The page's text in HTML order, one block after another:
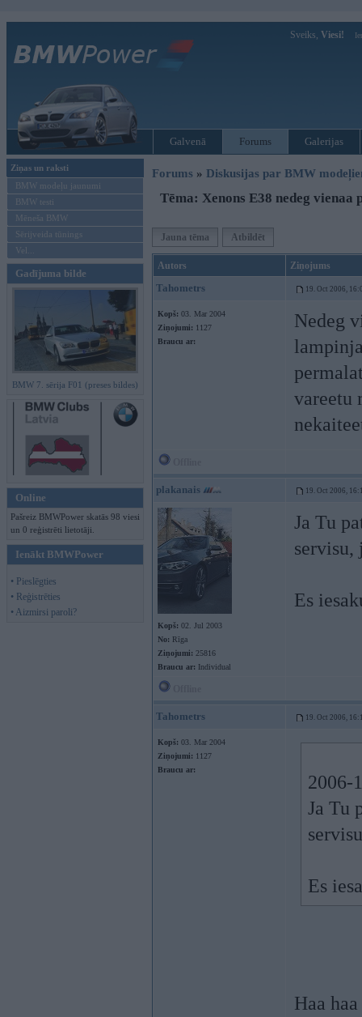
Sveiks, Viesi!
Galvenā Forums Galerijas
Ziņas un raksti
BMW modeļu jaunumi
BMW testi
Mēneša BMW
Sērijveida tūnings
Vel...
Gadījuma bilde
BMW 7. sērija F01 (preses bildes)
Online
Pašreiz BMWPower skatās 98 viesi
un 0 reģistrēti lietotāji.
Ienākt BMWPower
• Pieslēgties
• Reģistrēties
• Aizmirsi paroli?
Forums » Diskusijas par BMW
Tēma: Xenons E38 nedeg vienaa
Jauna tēma Atbildēt
Autors Ziņojums
Tahometrs 19. Oct 2006,
Kopš: 03. Mar 2004
Ziņojumi: 1127
Braucu ar:
Nedeg
vareetu
plakanais 19. Oct 2006,
Kopš: 02. Jul 2003
No: Rīga
Ziņojumi: 25816
Braucu ar: Individual
Ja Tu
servisu,
Es
Tahometrs 19. Oct 2006,
Kopš: 03. Mar 2004
Ziņojumi: 1127
Braucu ar:
2006-
Ja Tu
Es
Haa